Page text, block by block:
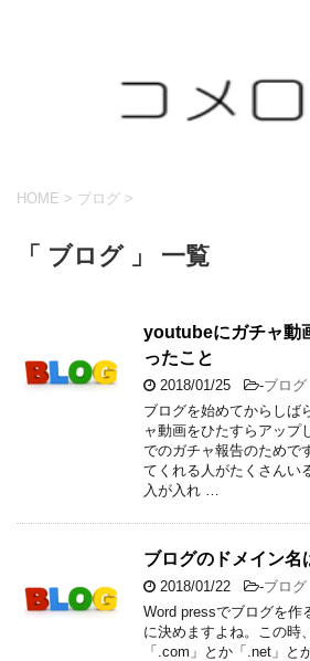
HOME > ブログ >
「 ブログ 」 一覧
youtubeにガチャ動
ったこと
2018/01/25 -ブログ
ブログを始めてからしば
ャ動画をひたすらアップ
でのガチャ報告のためで
てくれる人がたくさんい
入が入れ …
ブログのドメイン名
2018/01/22 -ブログ
Word pressでブログを作
に決めますよね。この時
「.com」とか「.net」と